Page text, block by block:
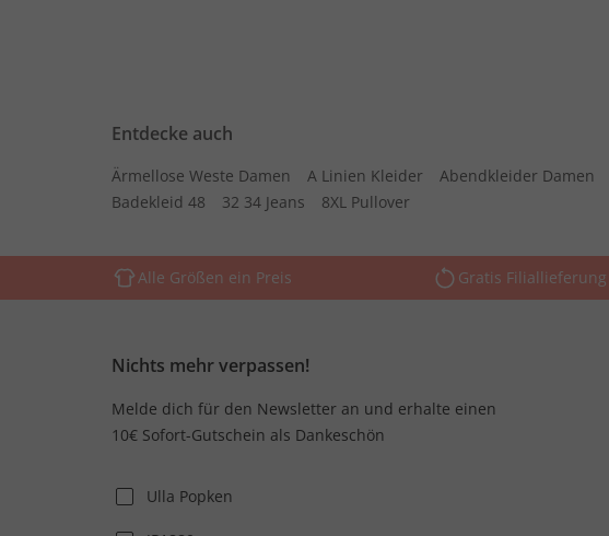
Entdecke auch
Ärmellose Weste Damen A Linien Kleider Abendkleider Damen
Badekleid 48
32 34 Jeans 8XL Pullover
Alle Größen ein Preis Gratis Filiallieferung
Nichts mehr verpassen!
Melde dich für den Newsletter an und erhalte einen
10€ Sofort-Gutschein als Dankeschön
Ulla Popken